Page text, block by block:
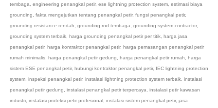
tembaga, engineering penangkal petir, ese lightning protection system, estimasi biaya
grounding, fakta mengejutkan tentang penangkal petir, fungsi penangkal petir,
grounding resistance rendah, grounding rod tembaga, grounding system contractor,
grounding system terbaik, harga grounding penangkal petir per titik, harga jasa
penangkal petir, harga kontraktor penangkal petir, harga pemasangan penangkal petir
rumah minimalis, harga penangkal petir gedung, harga penangkal petir rumah, harga
sistem ESE penangkal petir, hubungi kontraktor penangkal petir, IEC lightning protection
system, inspeksi penangkal petir, instalasi lightning protection system terbaik, instalasi
penangkal petir gedung, instalasi penangkal petir terpercaya, instalasi petir kawasan
industri, instalasi proteksi petir profesional, instalasi sistem penangkal petir, jasa